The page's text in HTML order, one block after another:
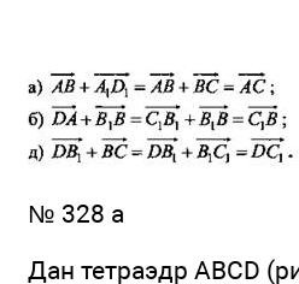
№ 328 а
Дан тетраэдр ABCD